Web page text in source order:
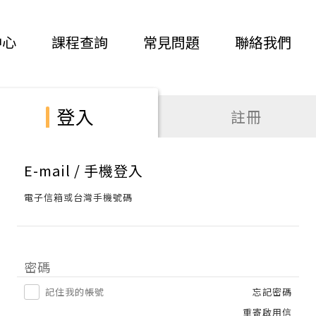
課程查詢 常見問題 聯絡我們
登入 註冊
E-mail / 手機登入
電子信箱或台灣手機號碼
密碼
記住我的帳號
忘記密碼
重寄啟用信